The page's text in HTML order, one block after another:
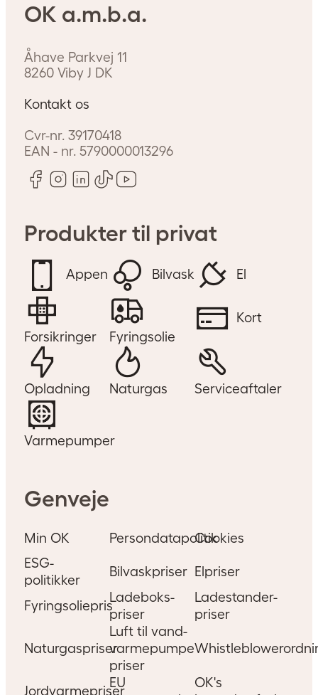
OK a.m.b.a.
Åhave Parkvej 11
8260 Viby J DK
Kontakt os
Cvr-nr. 39170418
EAN - nr.5790000013296
Produkter til privat
Appen Bilvask El
Forsikringer Fyringsolie
Kort
Opladning Naturgas Serviceaftaler
Varmepumper
Genveje
Min OK PersondatapolitikCookies
ESG-
politikker
Bilvaskpriser Elpriser
Fyringsoliepris
Ladeboks-
priser
Ladestander-
priser
Naturgaspriser
Luft til vand-
varmepumpe
priser
Jordvarmepriser
EU
OK's